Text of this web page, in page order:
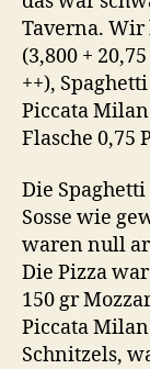
Taverna.
(3,800 +
++),
Piccata
Flasche 0,75
Die
Sosse wie
waren null
Die Pizza
150 gr
Piccata
Schnitzels,